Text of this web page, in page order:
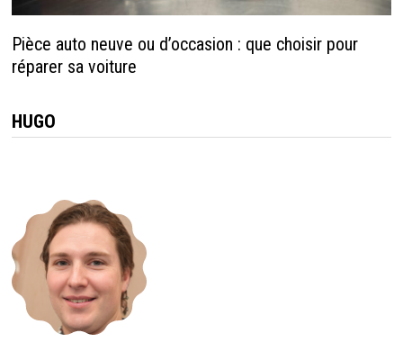
Pièce auto neuve ou d’occasion : que choisir pour
réparer sa voiture
HUGO